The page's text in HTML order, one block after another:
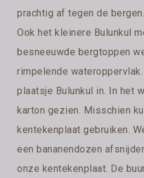
prachtig af tegen de
Ook het kleinere Bulunkul
besneeuwde bergtoppen
rimpelende
plaatsje Bulunkul in. In het
karton gezien. Misschien
kentekenplaat gebruiken.
een bananendozen
onze kentekenplaat. De